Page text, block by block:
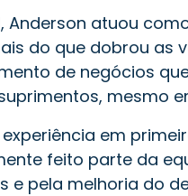
Anderson atuou
do que dobrou as
de negócios
mesmo
em
feito parte da
e pela melhoria do